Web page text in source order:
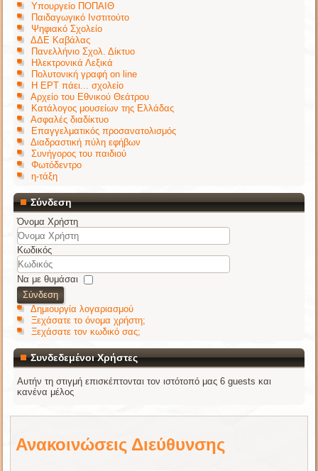
Υπουργείο ΠΟΠΑΙΘ
Παιδαγωγικό Ινστιτούτο
Ψηφιακό Σχολείο
ΔΔΕ Καβάλας
Πανελλήνιο Σχολ. Δίκτυο
Ηλεκτρονικά Λεξικά
Πολυτονική γραφή on line
Η ΕΡΤ πάει... σχολείο
Αρχείο του Εθνικού Θεάτρου
Κατάλογος μουσείων της Ελλάδας
Ασφαλές διαδίκτυο
Επαγγελματικός προσανατολισμός
Διαδραστική πύλη εφήβων
Συνήγορος του παιδιού
Φωτόδεντρο
η-τάξη
Σύνδεση
Όνομα Χρήστη
Κωδικός
Να με θυμάσαι
Σύνδεση
Δημιουργία λογαριασμού
Ξεχάσατε το όνομα χρήστη;
Ξεχάσατε τον κωδικό σας;
Συνδεδεμένοι Χρήστες
Αυτήν τη στιγμή επισκέπτονται τον ιστότοπό μας 6 guests και
κανένα μέλος
Ανακοινώσεις Διεύθυνσης